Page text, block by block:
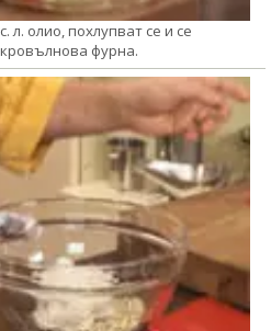
л. олио, похлупват се и се
фурна.